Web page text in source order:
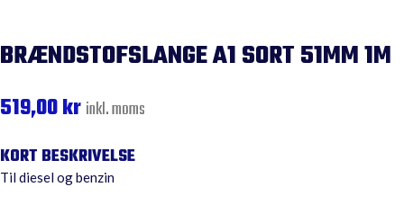
BRÆNDSTOFSLANGE A1 SORT 51MM 1M
519,00kr inkl. moms
Til diesel og benzin